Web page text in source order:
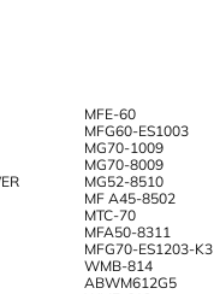
MFE-60
MFG60-ES1003
MG70-1009
MG70-8009
MG52-8510
MF A45-8502
MTC-70
MFA50-8311
MFG70-ES1203-K3
WMB-814
ABWM612G5